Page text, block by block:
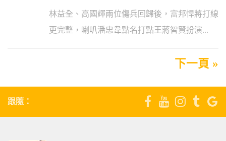
林益全、高國輝兩位傷兵回歸後，富邦悍將打線
更完整，喇叭潘忠韋點名打點王蔣智賢扮演...
下一頁 »
跟隨：